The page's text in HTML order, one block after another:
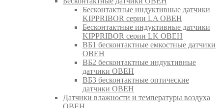
Бесконтактные индуктивные датчики
KIPPRIBOR серии LA ОВЕН
Бесконтактные индуктивные датчики
KIPPRIBOR серии LK ОВЕН
ВБ1 бесконтактные емкостные датчики
ОВЕН
ВБ2 бесконтактные индуктивные
датчики ОВЕН
ВБ3 бесконтактные оптические
датчики ОВЕН
Датчики влажности и температуры воздуха
ОВЕН